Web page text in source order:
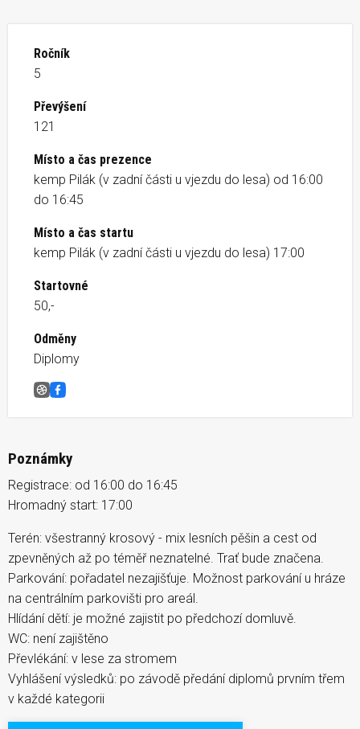
Ročník
5
Převýšení
121
Místo a čas prezence
kemp Pilák (v zadní části u vjezdu do lesa) od 16:00
do 16:45
Místo a čas startu
kemp Pilák (v zadní části u vjezdu do lesa) 17:00
Startovné
50,-
Odměny
Diplomy
Žďárák Salvátor
Facebook
Poznámky
Registrace: od 16:00 do 16:45
Hromadný start: 17:00
Terén: všestranný krosový - mix lesních pěšin a cest od
zpevněných až po téměř neznatelné. Trať bude značena.
Parkování: pořadatel nezajišťuje. Možnost parkování u hráze
na centrálním parkovišti pro areál.
Hlídání dětí: je možné zajistit po předchozí domluvě.
WC: není zajištěno
Převlékání: v lese za stromem
Vyhlášení výsledků: po závodě předání diplomů prvním třem
v každé kategorii